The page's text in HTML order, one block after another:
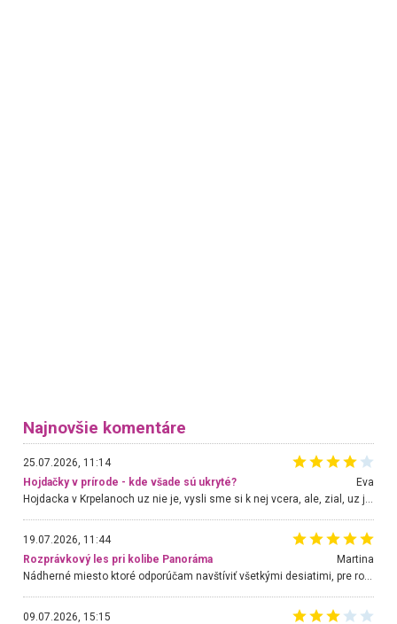
Najnovšie komentáre
25.07.2026, 11:14
Hojdačky v prírode - kde všade sú ukryté?
Eva
Hojdacka v Krpelanoch uz nie je, vysli sme si k nej vcera, ale, zial, uz je znicena. Ak sem planujete cestu len kvoli hojdacke, mozete si ju usetrit. Krasny vyhlad je tu vsak aj bez hojdacky :-)
19.07.2026, 11:44
Rozprávkový les pri kolibe Panoráma
Martina
Nádherné miesto ktoré odporúčam navštíviť všetkými desiatimi, pre rodiny s deťmi, dôchodcom... Proste a jednoducho ozaj rozprávkový les.. určite ešte prídeme. Odniesli sme si na pamiatku krásne tričká,
09.07.2026, 15:15